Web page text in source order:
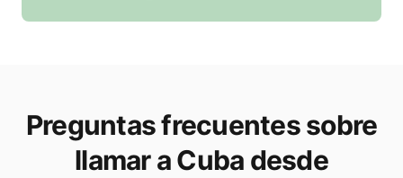
Preguntas frecuentes sobre
llamar a Cuba desde